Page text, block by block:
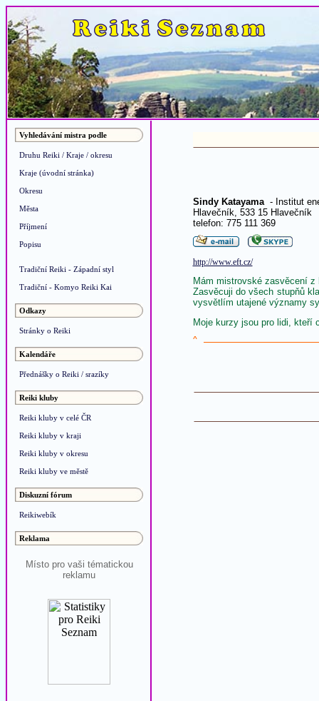
Vyhledávání mistra podle
Druhu Reiki / Kraje / okresu
Kraje (úvodní stránka)
Okresu
Města
Příjmení
Popisu
Tradiční Reiki - Západní styl
Tradiční - Komyo Reiki Kai
Odkazy
Stránky o Reiki
Kalendáře
Přednášky o Reiki / srazíky
Reiki kluby
Reiki kluby v celé ČR
Reiki kluby v kraji
Reiki kluby v okresu
Reiki kluby ve městě
Diskuzní fórum
Reikiwebík
Reklama
Místo pro vaši tématickou
reklamu
Sindy Katayama- Institut
Hlavečník, 533 15 Hlavečník
telefon: 775 111 369
http://www.eft.cz/
Mám mistrovské zasvěcení z
Zasvěcuji do všech stupňů
vysvětlím utajené významy
Moje kurzy jsou pro lidi, kteří
^